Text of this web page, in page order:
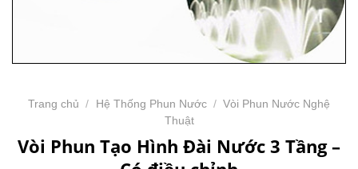
Trang chủ / Hệ Thống Phun Nước / Vòi Phun Nước Nghệ
Thuật
Vòi Phun Tạo Hình Đài Nước 3 Tầng –